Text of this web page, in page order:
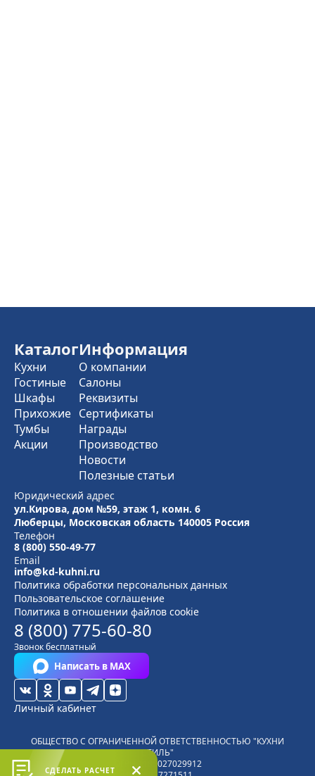
Каталог
Кухни
Гостиные
Шкафы
Прихожие
Тумбы
Акции
Информация
О компании
Салоны
Реквизиты
Сертификаты
Награды
Производство
Новости
Полезные статьи
Юридический адрес
ул.Кирова, дом №59, этаж 1, комн. 6
Люберцы, Московская область 140005 Россия
Телефон
8 (800) 550-49-77
Email
info@kd-kuhni.ru
Политика обработки персональных данных
Пользовательское соглашение
Политика в отношении файлов cookie
8 (800) 775-60-80
Звонок бесплатный
Написать в MAX
Личный кабинет
ОБЩЕСТВО С ОГРАНИЧЕННОЙ ОТВЕТСТВЕННОСТЬЮ "КУХНИ
СТИЛЬ"
ОГРН 1185027029912
СДЕЛАТЬ РАСЧЕТ